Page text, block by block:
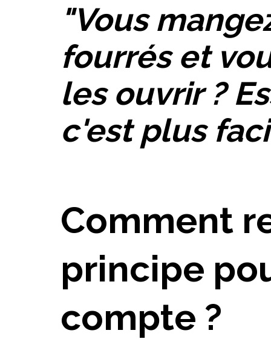
"Vous
fourrés et
les ouvrir ?
c'est plus
Comment
principe
compte ?